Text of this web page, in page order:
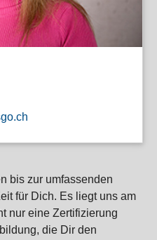
bis zur umfassenden
für Dich. Es liegt uns am
nur eine Zertifizierung
die Dir den